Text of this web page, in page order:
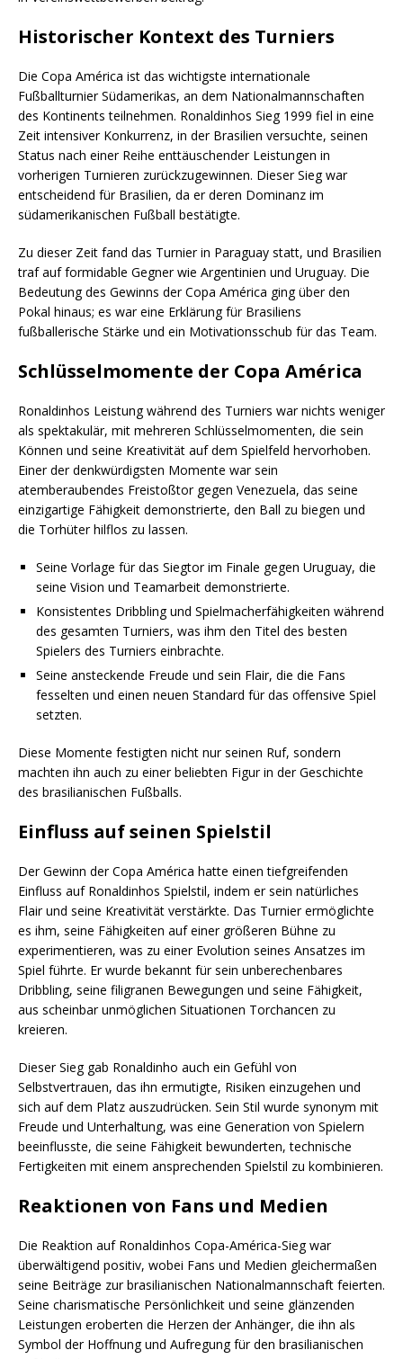
Historischer Kontext des Turniers
Die Copa América ist das wichtigste internationale
Fußballturnier Südamerikas, an dem Nationalmannschaften
des Kontinents teilnehmen. Ronaldinhos Sieg 1999 fiel in eine
Zeit intensiver Konkurrenz, in der Brasilien versuchte, seinen
Status nach einer Reihe enttäuschender Leistungen in
vorherigen Turnieren zurückzugewinnen. Dieser Sieg war
entscheidend für Brasilien, da er deren Dominanz im
südamerikanischen Fußball bestätigte.
Zu dieser Zeit fand das Turnier in Paraguay statt, und Brasilien
traf auf formidable Gegner wie Argentinien und Uruguay. Die
Bedeutung des Gewinns der Copa América ging über den
Pokal hinaus; es war eine Erklärung für Brasiliens
fußballerische Stärke und ein Motivationsschub für das Team.
Schlüsselmomente der Copa América
Ronaldinhos Leistung während des Turniers war nichts weniger
als spektakulär, mit mehreren Schlüsselmomenten, die sein
Können und seine Kreativität auf dem Spielfeld hervorhoben.
Einer der denkwürdigsten Momente war sein
atemberaubendes Freistoßtor gegen Venezuela, das seine
einzigartige Fähigkeit demonstrierte, den Ball zu biegen und
die Torhüter hilflos zu lassen.
Seine Vorlage für das Siegtor im Finale gegen Uruguay, die
seine Vision und Teamarbeit demonstrierte.
Konsistentes Dribbling und Spielmacherfähigkeiten während
des gesamten Turniers, was ihm den Titel des besten
Spielers des Turniers einbrachte.
Seine ansteckende Freude und sein Flair, die die Fans
fesselten und einen neuen Standard für das offensive Spiel
setzten.
Diese Momente festigten nicht nur seinen Ruf, sondern
machten ihn auch zu einer beliebten Figur in der Geschichte
des brasilianischen Fußballs.
Einfluss auf seinen Spielstil
Der Gewinn der Copa América hatte einen tiefgreifenden
Einfluss auf Ronaldinhos Spielstil, indem er sein natürliches
Flair und seine Kreativität verstärkte. Das Turnier ermöglichte
es ihm, seine Fähigkeiten auf einer größeren Bühne zu
experimentieren, was zu einer Evolution seines Ansatzes im
Spiel führte. Er wurde bekannt für sein unberechenbares
Dribbling, seine filigranen Bewegungen und seine Fähigkeit,
aus scheinbar unmöglichen Situationen Torchancen zu
kreieren.
Dieser Sieg gab Ronaldinho auch ein Gefühl von
Selbstvertrauen, das ihn ermutigte, Risiken einzugehen und
sich auf dem Platz auszudrücken. Sein Stil wurde synonym mit
Freude und Unterhaltung, was eine Generation von Spielern
beeinflusste, die seine Fähigkeit bewunderten, technische
Fertigkeiten mit einem ansprechenden Spielstil zu kombinieren.
Reaktionen von Fans und Medien
Die Reaktion auf Ronaldinhos Copa-América-Sieg war
überwältigend positiv, wobei Fans und Medien gleichermaßen
seine Beiträge zur brasilianischen Nationalmannschaft feierten.
Seine charismatische Persönlichkeit und seine glänzenden
Leistungen eroberten die Herzen der Anhänger, die ihn als
Symbol der Hoffnung und Aufregung für den brasilianischen